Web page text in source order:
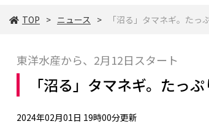
TOP ニュース 「沼る」タマネギ。た
東洋水産から、2月12日スタート
「沼る」タマネギ。たっ
2024年02月01日 19時00分更新